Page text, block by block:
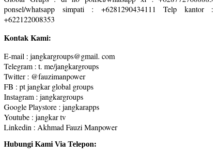
ponsel/whatsapp simpati : +6281290434111 Telp kantor :
+622122008353
Kontak Kami:
E-mail : jangkargroups@gmail. com
Telegram : t. me/jangkargroups
Twitter : @fauzimanpower
FB : pt jangkar global groups
Instagram : jangkargroups
Google Playstore : jangkarapps
Youtube : jangkar tv
Linkedin : Akhmad Fauzi Manpower
Hubungi Kami Via Telepon: